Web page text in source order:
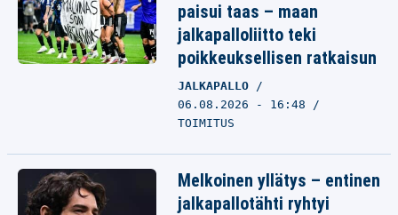
paisui taas – maan
jalkapalloliitto teki
poikkeuksellisen ratkaisun
JALKAPALLO
06.08.2026 - 16:48
TOIMITUS
Melkoinen yllätys – entinen
jalkapallotähti ryhtyi